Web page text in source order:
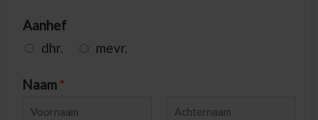
Aanhef
dhr.
mevr.
Naam *